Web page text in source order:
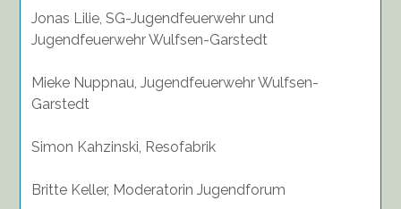
Jonas Lilie, SG-Jugendfeuerwehr und
Jugendfeuerwehr Wulfsen-Garstedt
Mieke Nuppnau, Jugendfeuerwehr Wulfsen-
Garstedt
Simon Kahzinski, Resofabrik
Britte Keller, Moderatorin Jugendforum